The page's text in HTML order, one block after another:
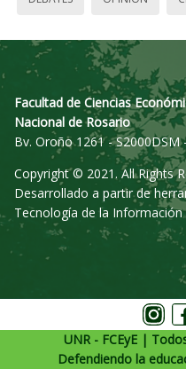
Facultad de Ciencias
Nacional de Rosario
Bv. Oroño 1261 - S2000DSM
Copyright © 2021. All Rights
Desarrollado a partir de
Tecnología de la Información
UNR - FCEyE |
Defendiendo la